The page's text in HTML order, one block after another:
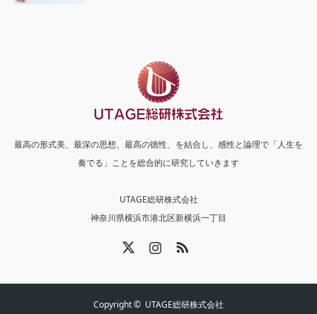
最高の形式美、最深の思想、最高の徳性、を結合し、感性と論理で「人生を
奏でる」ことを総合的に研究していきます
UTAGE総研株式会社
神奈川県横浜市港北区新横浜一丁目
Copyright © UTAGE総研株式会社